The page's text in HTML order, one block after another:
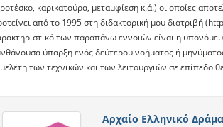
καρικατούρα, μεταμφίεση κ.ά.) οι οποίες
από το 1995 στη διδακτορική μου διατριβή
των παραπάνω εννοιών είναι η
ύπαρξη ενός δεύτερου νοήματος ή
των τεχνικών και των λειτουργιών σε επίπεδο
Αρχαίο Ελληνικό